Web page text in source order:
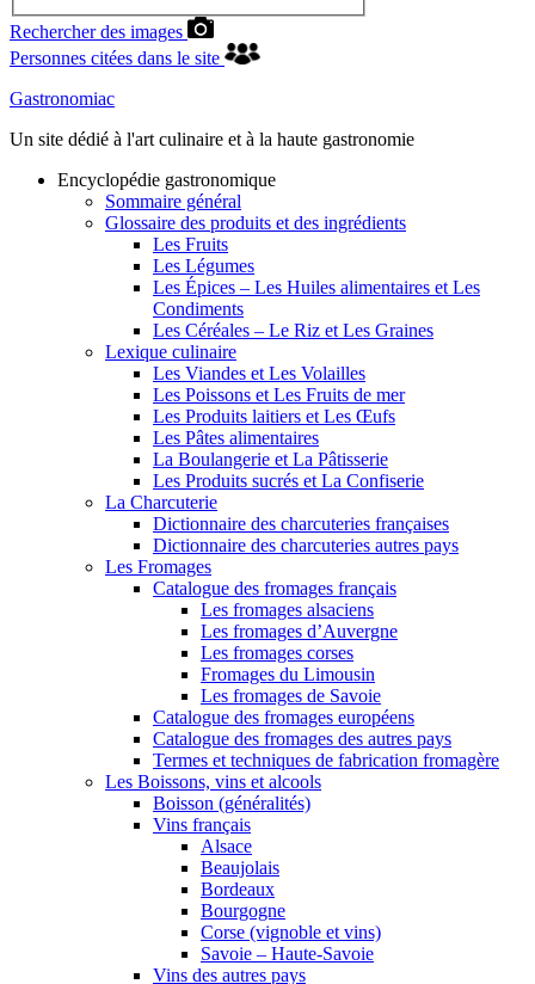
Rechercher des images
Personnes citées dans le site
Gastronomiac
Un site dédié à l'art culinaire et à la haute gastronomie
Encyclopédie gastronomique
Sommaire général
Glossaire des produits et des ingrédients
Les Fruits
Les Légumes
Les Épices – Les Huiles alimentaires et Les
Condiments
Les Céréales – Le Riz et Les Graines
Lexique culinaire
Les Viandes et Les Volailles
Les Poissons et Les Fruits de mer
Les Produits laitiers et Les Œufs
Les Pâtes alimentaires
La Boulangerie et La Pâtisserie
Les Produits sucrés et La Confiserie
La Charcuterie
Dictionnaire des charcuteries françaises
Dictionnaire des charcuteries autres pays
Les Fromages
Catalogue des fromages français
Les fromages alsaciens
Les fromages d’Auvergne
Les fromages corses
Fromages du Limousin
Les fromages de Savoie
Catalogue des fromages européens
Catalogue des fromages des autres pays
Termes et techniques de fabrication fromagère
Les Boissons, vins et alcools
Boisson (généralités)
Vins français
Alsace
Beaujolais
Bordeaux
Bourgogne
Corse (vignoble et vins)
Savoie – Haute-Savoie
Vins des autres pays